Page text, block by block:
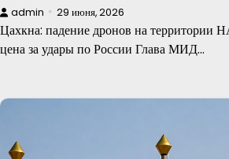
admin 29 июня, 2026
Цахкна: падение дронов на территории
цена за удары по России Глава МИД…